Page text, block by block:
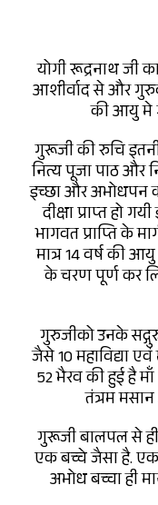
योगी रूद्रनाथ जी
आशीर्वाद से और
की आयु मे
गुरूजी की रुचि
नित्य पूजा पाठ और
इच्छा और अभोधपन
दीक्षा प्राप्त हो
भागवत प्राप्ति के
मात्र 14 वर्ष की
के चरण पूर्ण कर
गुरुजीको उनके
जैसे 10 महाविद्या
52 भैरव की हुई है
तंत्रम
गुरूजी बालपल से
एक बच्चे जैसा है.
अभोध बच्चा ही